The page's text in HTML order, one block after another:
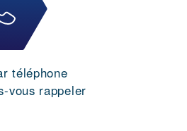
téléphone
vous rappeler